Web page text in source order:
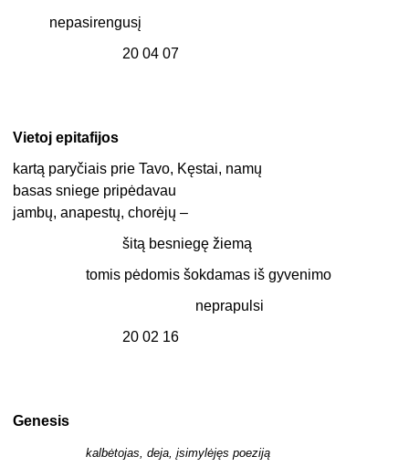
nepasirengusį
20 04 07
Vietoj epitafijos
kartą paryčiais prie Tavo, Kęstai, namų
basas sniege pripėdavau
jambų, anapestų, chorėjų –
šitą besniegę žiemą
tomis pėdomis šokdamas iš gyvenimo
neprapulsi
20 02 16
Genesis
kalbėtojas, deja, įsimylėjęs poeziją